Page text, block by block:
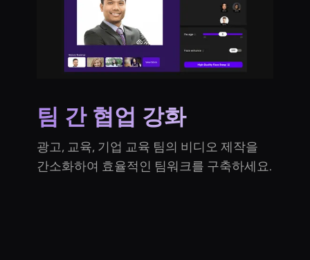
팀 간 협업 강화
광고, 교육, 기업 교육 팀의 비디오 제작을
간소화하여 효율적인 팀워크를 구축하세요.